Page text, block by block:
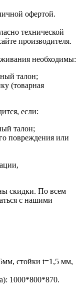
офертой.
технической
производителя.
необходимы:
талон;
(товарная
если:
талон;
повреждения или
скидки. По всем
с нашими
стойки t=1,5 мм,
1000*800*870.